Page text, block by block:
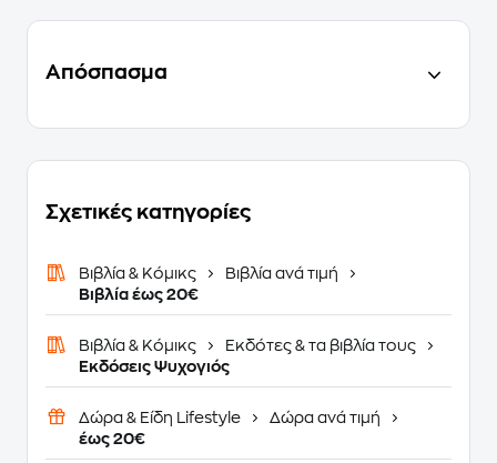
Απόσπασμα
Σχετικές κατηγορίες
Βιβλία & Κόμικς
Βιβλία ανά τιμή
Βιβλία έως 20€
Βιβλία & Κόμικς
Εκδότες & τα βιβλία τους
Εκδόσεις Ψυχογιός
Δώρα & Είδη Lifestyle
Δώρα ανά τιμή
έως 20€